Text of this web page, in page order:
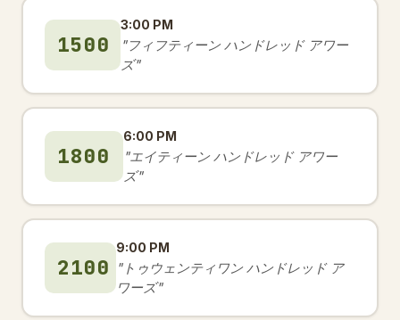
1500
3:00 PM
"フィフティーン ハンドレッド アワー
ズ"
1800
6:00 PM
"エイティーン ハンドレッド アワー
ズ"
2100
9:00 PM
"トゥウェンティワン ハンドレッド ア
ワーズ"